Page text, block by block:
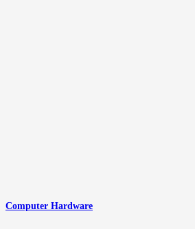
Computer Hardware